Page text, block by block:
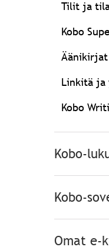
Tilit ja
Kobo
Äänikirjat
Linkitä
Kobo
Kobo-
Kobo-
Omat